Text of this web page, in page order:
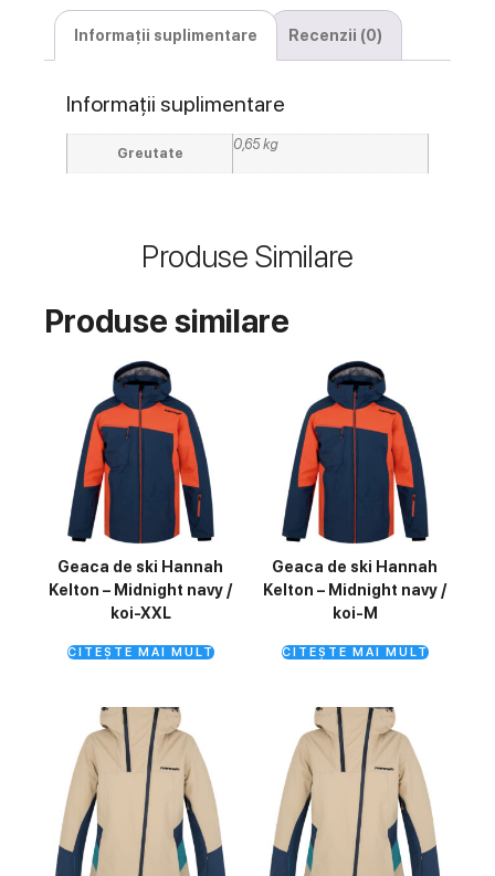
Informații suplimentare Recenzii (0)
Informații suplimentare
Greutate
0,65 kg
Produse Similare
Produse similare
Geaca de ski Hannah
Kelton – Midnight navy /
koi-XXL
CITEȘTE MAI MULT
Geaca de ski Hannah
Kelton – Midnight navy /
koi-M
CITEȘTE MAI MULT